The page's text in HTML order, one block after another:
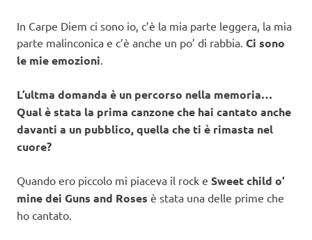
In Carpe Diem ci sono io, c’è la mia parte leggera, la mia
parte malinconica e c’è anche un po’ di rabbia. Ci sono
le mie emozioni
L’ultma domanda è un percorso nella memoria…
Qual è stata la prima canzone che hai cantato anche
davanti a un pubblico, quella che ti è rimasta nel
cuore?
Quando ero piccolo mi piaceva il rock e Sweet child o’
mine dei Guns and Roses è stata una delle prime che
ho cantato.